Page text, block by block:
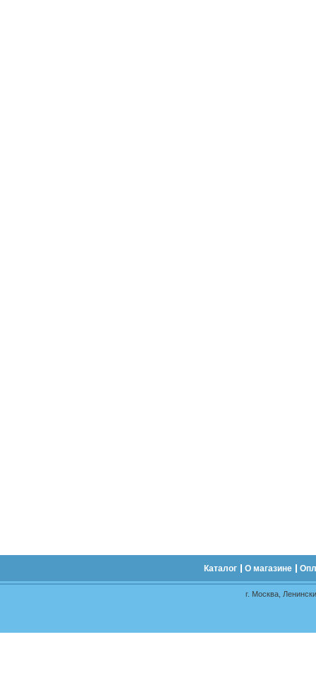
Каталог О магазине
г. Москва,